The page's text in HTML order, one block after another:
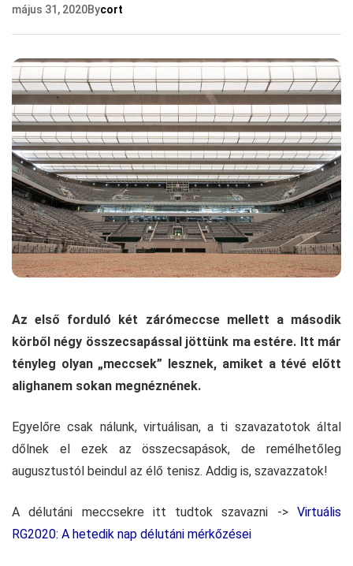
május 31, 2020Bycort
Az első forduló két zárómeccse mellett a második
körből négy összecsapással jöttünk ma estére. Itt már
tényleg olyan „meccsek” lesznek, amiket a tévé előtt
alighanem sokan megnéznének.
Egyelőre csak nálunk, virtuálisan, a ti szavazatotok által
dőlnek el ezek az összecsapások, de remélhetőleg
augusztustól beindul az élő tenisz. Addig is, szavazzatok!
A délutáni meccsekre itt tudtok szavazni -> Virtuális
RG2020: A hetedik nap délutáni mérkőzései